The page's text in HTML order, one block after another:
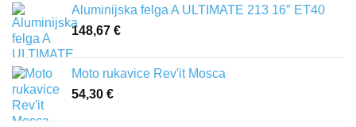
Aluminijska felga A ULTIMATE 213 16″ ET40
148,67 €
Moto rukavice Rev'it Mosca
54,30 €